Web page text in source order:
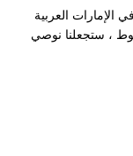
الإمارات العربية
، ستجعلنا نوصي